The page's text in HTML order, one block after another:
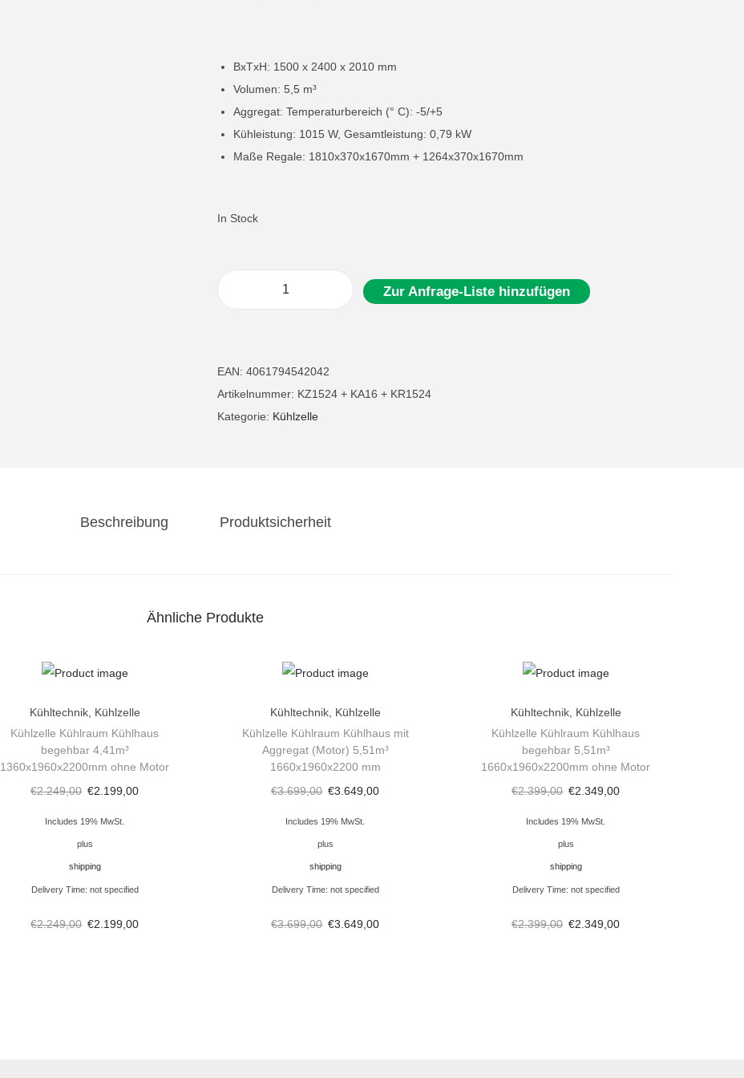
BxTxH: 1500 x 2400 x 2010 mm
Volumen: 5,5 m³
Aggregat: Temperaturbereich (° C): -5/+5
Kühleistung: 1015 W, Gesamtleistung: 0,79 kW
Maße Regale: 1810x370x1670mm + 1264x370x1670mm
In Stock
t
r
o
z
i
g
r
e
g
&
e
Zur Anfrage-Liste hinzufügen
EAN: 4061794542042
Artikelnummer: KZ1524 + KA16 + KR1524
Kategorie: Kühlzelle
Beschreibung Produktsicherheit
Ähnliche Produkte
Kühltechnik, Kühlzelle
Kühlzelle Kühlraum Kühlhaus
begehbar 4,41m³
1360x1960x2200mm ohne Motor
€2.249,00 €2.199,00
Includes 19% MwSt.
plus
shipping
Delivery Time: not specified
€2.249,00 €2.199,00
Kühltechnik, Kühlzelle
Kühlzelle Kühlraum Kühlhaus mit
Aggregat (Motor) 5,51m³
1660x1960x2200 mm
€3.699,00 €3.649,00
Includes 19% MwSt.
plus
shipping
Delivery Time: not specified
€3.699,00 €3.649,00
Kühltechnik, Kühlzelle
Kühlzelle Kühlraum Kühlhaus
begehbar 5,51m³
1660x1960x2200mm ohne Motor
€2.399,00 €2.349,00
Includes 19% MwSt.
plus
shipping
Delivery Time: not specified
€2.399,00 €2.349,00